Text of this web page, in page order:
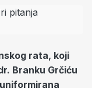
rata, koji
Branku Grčiću